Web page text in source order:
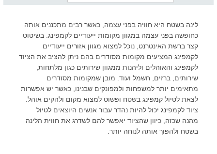
לינה בשטח היא חוויה בפני עצמה, כאשר רבים מתכננים אותה
כחופשה בפני עצמה במגוון מקומות ייעודיים לקמפינג. בשיטוט
קצר ברשת האינטרנט, נוכל למצוא מגוון אזורים ייעודיים
לקמפינג המציעים מקומות מסודרים בהם ניתן להציב את הציוד
לקמפינג והאוהלים וליהנות ממגוון שירותים כגון מלתחות,
שירותים, ברזים, חשמל ועוד. מובן שמקומות מסודרים
מתאימים יותר למשפחות ולמפונקים שבנינו, כאשר יש אפשרות
לצאת לטיול קמפינג בשטח ופשוט למצוא מקום ולהקים אוהל.
ציוד לקמפינג יכול להיות נהדר עבור אנשים היוצאים לטיול
מהנה שכזה, כיוון שהציוד יאפשר להם לשדרג את חווית הלינה
בשטח ולהפוך אותה לנוחה יותר.